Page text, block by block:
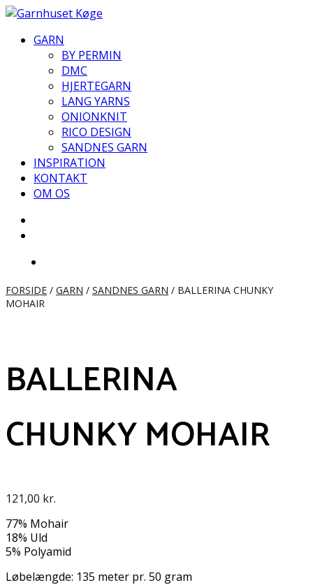
Videre
indholdGARN
BY PERMIN
DMC
HJERTEGARN
LANG YARNS
ONIONKNIT
RICO DESIGN
SANDNES GARN
INSPIRATION
KONTAKT
OM OS
FORSIDE / GARN / SANDNES GARN / BALLERINA CHUNKY
MOHAIR
BALLERINA
CHUNKY MOHAIR
121,00 kr.
77% Mohair
18% Uld
5% Polyamid
Løbelængde: 135 meter pr. 50 gram